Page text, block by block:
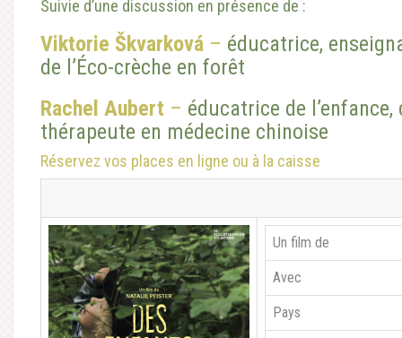
Suivie d’une discussion en présence de :
Viktorie Škvarková – éducatrice,
de l’Éco-crèche en forêt
Rachel Aubert – éducatrice de
thérapeute en médecine chinoise
Réservez vos places en ligne ou à la caisse
Un film de
Avec
Pays